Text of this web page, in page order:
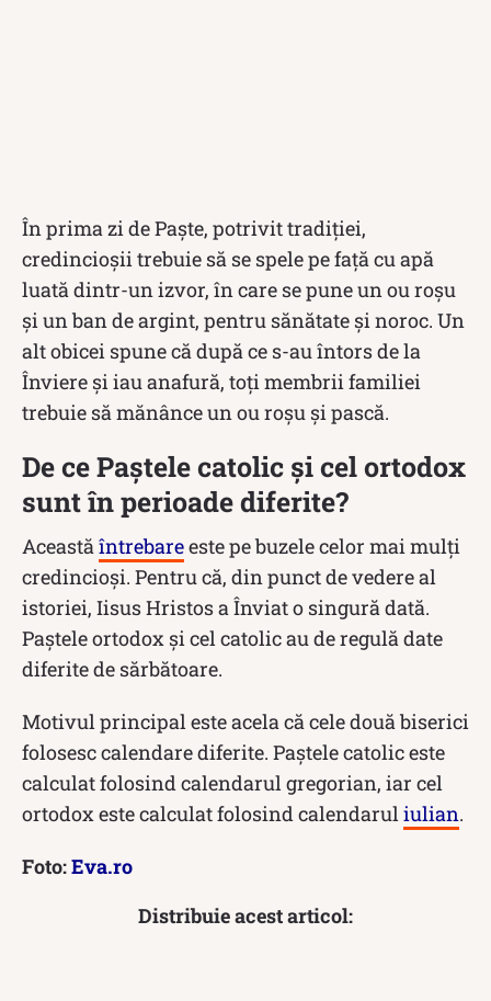
În prima zi de Paște, potrivit tradiției,
credincioșii trebuie să se spele pe față cu apă
luată dintr-un izvor, în care se pune un ou roșu
și un ban de argint, pentru sănătate și noroc. Un
alt obicei spune că după ce s-au întors de la
Înviere și iau anafură, toți membrii familiei
trebuie să mănânce un ou roșu și pască.
De ce Paștele catolic și cel ortodox
sunt în perioade diferite?
Aceastăîntrebareeste pe buzele celor mai mulți
credincioși. Pentru că, din punct de vedere al
istoriei, Iisus Hristos a Înviat o singură dată.
Paștele ortodox și cel catolic au de regulă date
diferite de sărbătoare.
Motivul principal este acela că cele două biserici
folosesc calendare diferite. Paștele catolic este
calculat folosind calendarul gregorian, iar cel
ortodox este calculat folosind calendaruliulian.
Foto:Eva.ro
Distribuie acest articol: